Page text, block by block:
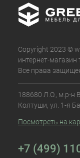
Copyright 2023 ©
интернет-магазин
Все права
188680 Л.О., м.р-н
Колтуши, ул. 1-я
Посмотреть на
+7 (499)